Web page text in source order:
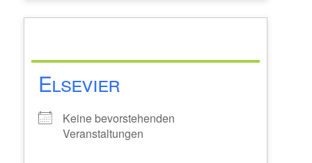
Elsevier
Keine bevorstehenden
Veranstaltungen